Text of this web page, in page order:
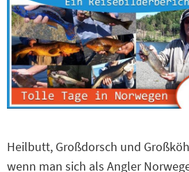
Heilbutt, Großdorsch und
wenn man sich als Angler